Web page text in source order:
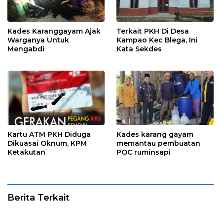
Kades Karanggayam Ajak
Warganya Untuk
Mengabdi
Terkait PKH Di Desa
Kampao Kec Blega, Ini
Kata Sekdes
Kartu ATM PKH Diduga
Dikuasai Oknum, KPM
Ketakutan
Kades karang gayam
memantau pembuatan
POC ruminsapi
Berita Terkait